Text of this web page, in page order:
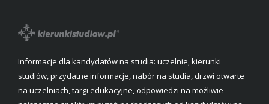
Informacje dla kandydatów na studia: uczelnie, kierunki
studiów, przydatne informacje, nabór na studia, drzwi otwarte
na uczelniach, targi edukacyjne, odpowiedzi na możliwie